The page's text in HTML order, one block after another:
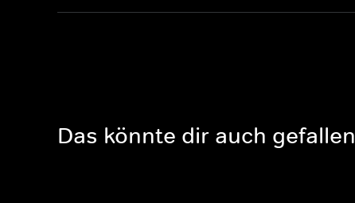
Das könnte dir auch gefallen